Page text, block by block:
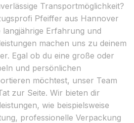
Transportmöglichkeit?
Pfeiffer aus Hannover
Erfahrung und
machen uns zu deinem
Egal ob du eine große oder
und persönlichen
möchtest, unser Team
zur Seite. Wir bieten dir
wie beispielsweise
professionelle Verpackung